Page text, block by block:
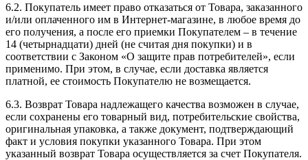
6.2. Покупатель имеет право отказаться от Товара, заказанного
и/или оплаченного им в Интернет-магазине, в любое время до
его получения, а после его приемки Покупателем – в течение
14 (четырнадцати) дней (не считая дня покупки) и в
соответствии с Законом «О защите прав потребителей», если
применимо. При этом, в случае, если доставка является
платной, ее стоимость Покупателю не возмещается.
6.3. Возврат Товара надлежащего качества возможен в случае,
если сохранены его товарный вид, потребительские свойства,
оригинальная упаковка, а также документ, подтверждающий
факт и условия покупки указанного Товара. При этом
указанный возврат Товара осуществляется за счет Покупателя.